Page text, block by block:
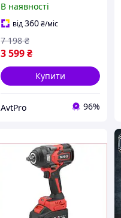
Гайковерт ударний
Болгарка 125 мм 48V
6Ah 2 акумулятори
Безщіткові інструменти
В наявності
від360₴/міс
3 599₴
7 198 ₴
Купити
AvtPro 96%